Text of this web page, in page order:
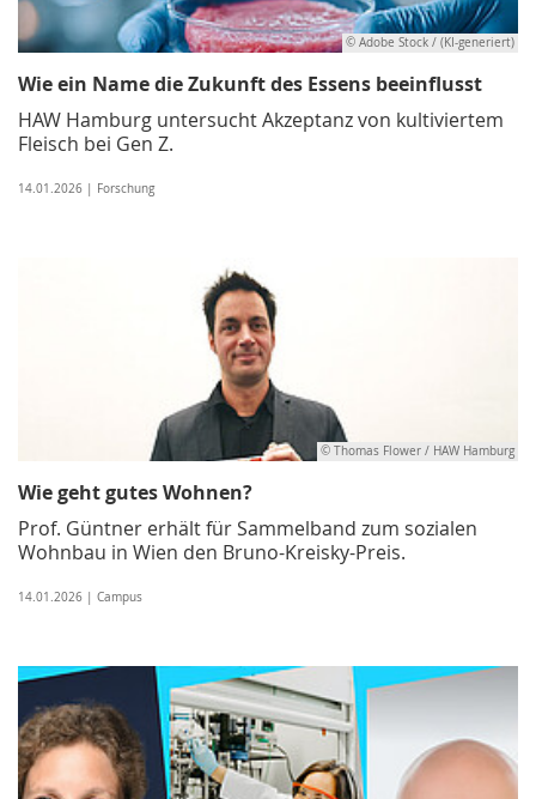
© Adobe Stock / (KI-generiert)
Wie ein Name die Zukunft des Essens beeinflusst
HAW Hamburg untersucht Akzeptanz von kultiviertem
Fleisch bei Gen Z.
14.01.2026 | Forschung
© Thomas Flower / HAW Hamburg
Wie geht gutes Wohnen?
Prof. Güntner erhält für Sammelband zum sozialen
Wohnbau in Wien den Bruno-Kreisky-Preis.
14.01.2026 | Campus